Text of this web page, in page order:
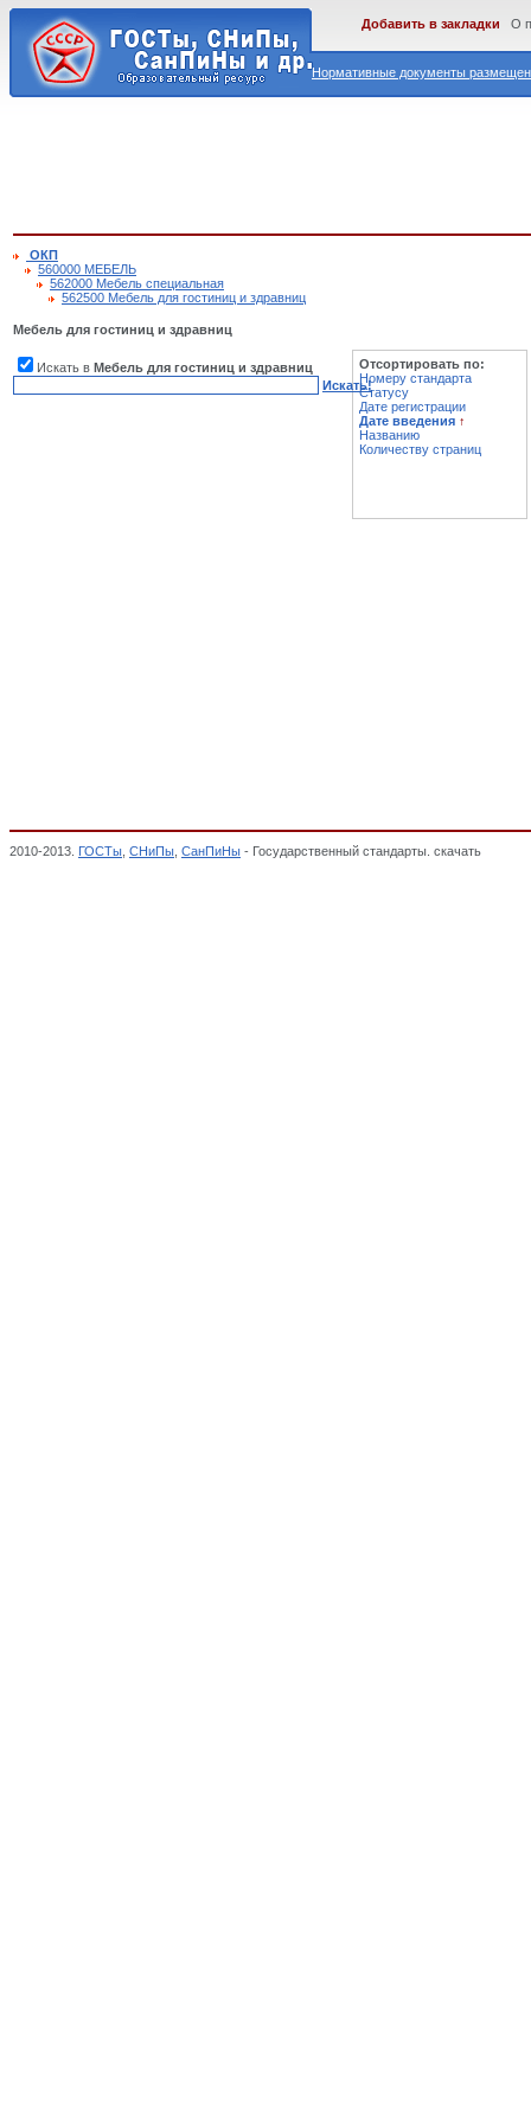
Нормативные документы
Добавить в закладки О
ОКП
560000 МЕБЕЛЬ
562000 Мебель специальная
562500 Мебель для гостиниц и здравниц
Мебель для гостиниц и здравниц
Искать в Мебель для гостиниц и здравниц
Искать!
Отсортировать по:
Номеру стандарта
Статусу
Дате регистрации
Дате введения ↑
Названию
Количеству страниц
2010-2013. ГОСТы СНиПы СанПиНы - Государственный стандарты. скачать